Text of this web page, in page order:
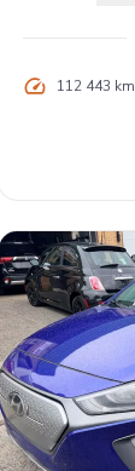
112 443 km